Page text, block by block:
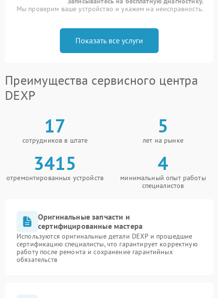
Мы проверим ваше устройство и укажем на неисправность.
Показать все услуги
Преимущества сервисного центра
DEXP
17
сотрудников в штате
5
лет на рынке
3415
отремонтированных устройств
4
минимальный опыт работы
специалистов
Оригинальные запчасти и
сертифицированные мастера
Используются оригинальные детали DEXP и прошедшие
сертификацию специалисты, что гарантирует корректную
работу после ремонта и сохранение гарантийных
обязательств